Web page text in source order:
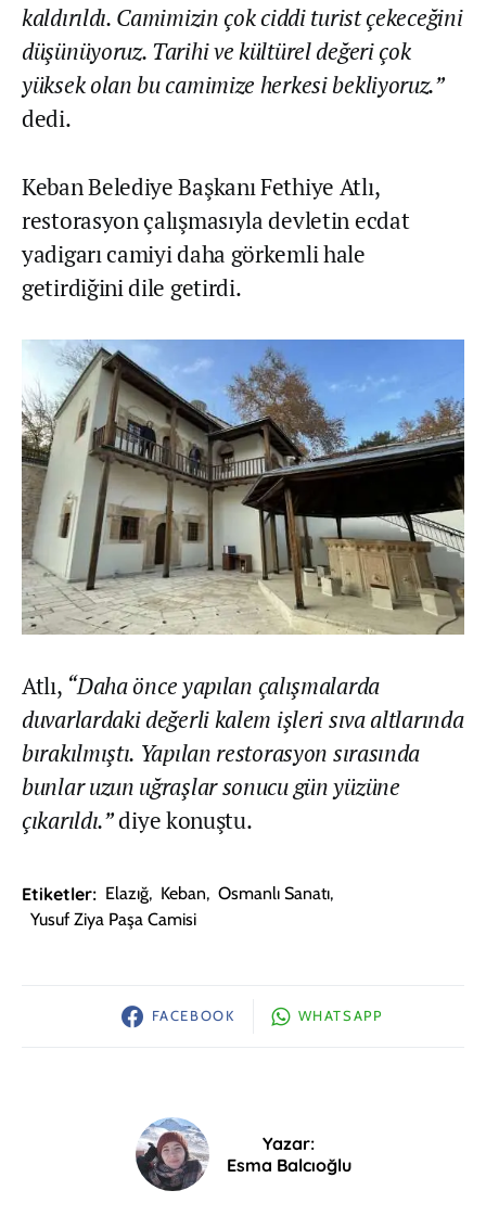
kaldırıldı. Camimizin çok ciddi turist çekeceğini
düşünüyoruz. Tarihi ve kültürel değeri çok
yüksek olan bu camimize herkesi bekliyoruz.”
dedi.
Keban Belediye Başkanı Fethiye Atlı,
restorasyon çalışmasıyla devletin ecdat
yadigarı camiyi daha görkemli hale
getirdiğini dile getirdi.
Atlı, “Daha önce yapılan çalışmalarda
duvarlardaki değerli kalem işleri sıva altlarında
bırakılmıştı. Yapılan restorasyon sırasında
bunlar uzun uğraşlar sonucu gün yüzüne
çıkarıldı.”diye konuştu.
Etiketler: Elazığ, Keban, Osmanlı Sanatı,
Yusuf Ziya Paşa Camisi
FACEBOOK WHATSAPP
Yazar:
Esma Balcıoğlu